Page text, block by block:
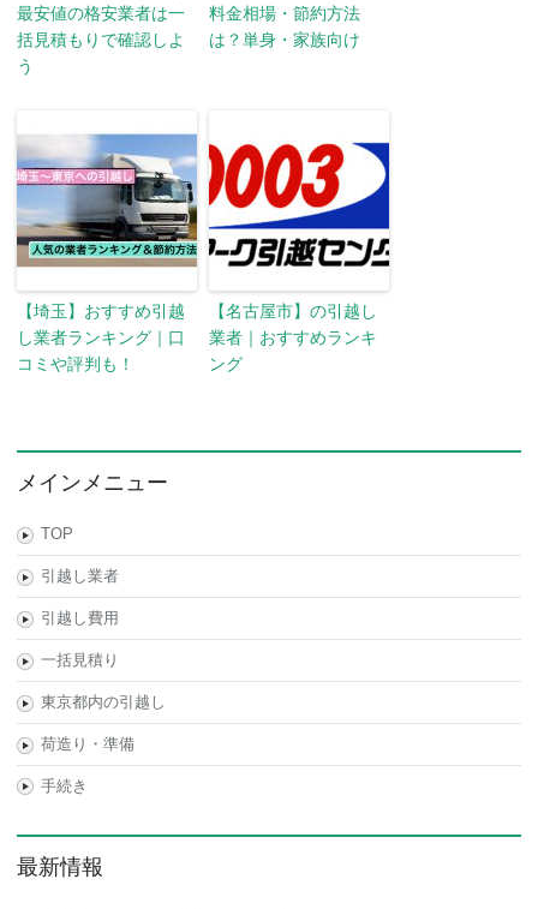
最安値の格安業者は一
括見積もりで確認しよ
う
料金相場・節約方法
は？単身・家族向け
【埼玉】おすすめ引越
し業者ランキング｜口
コミや評判も！
【名古屋市】の引越し
業者｜おすすめランキ
ング
メインメニュー
TOP
引越し業者
引越し費用
一括見積り
東京都内の引越し
荷造り・準備
手続き
最新情報